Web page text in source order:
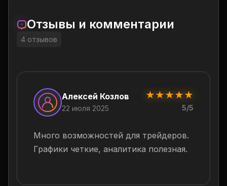
Отзывы и комментарии
4 отзывов
Алексей Козлов
22 июля 2025
★★★★★
5/5
Много возможностей для трейдеров.
Графики четкие, аналитика полезная.